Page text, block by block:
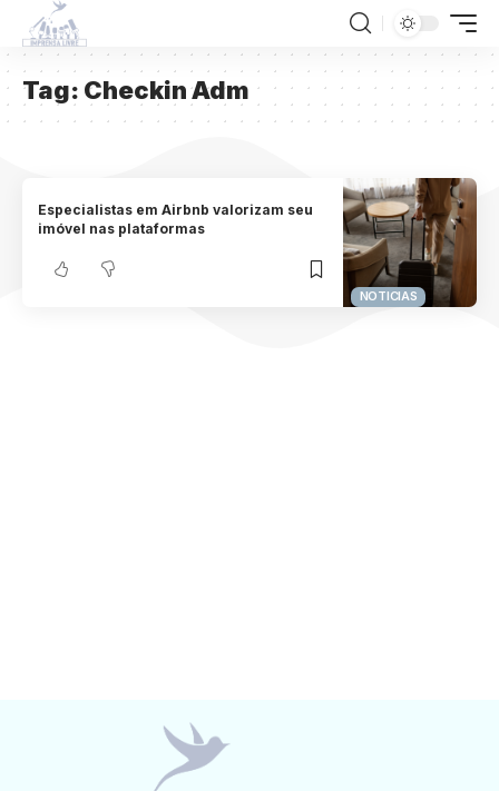
Tag: Checkin Adm
NOTICIAS
Especialistas em Airbnb valorizam seu
imóvel nas plataformas